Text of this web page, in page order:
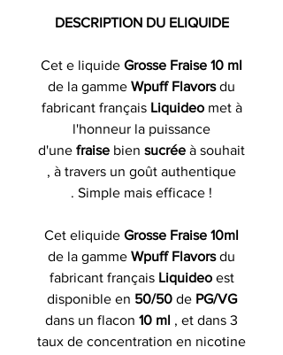
DESCRIPTION DU ELIQUIDE
Cet e liquide Grosse Fraise 10 ml
de la gamme Wpuff Flavorsdu
fabricant français Liquideo met à
l'honneur la puissance
d'une fraise bien sucrée à souhait
, à travers un goût authentique
. Simple mais efficace !
Cet eliquide Grosse Fraise 10ml
de la gamme Wpuff Flavorsdu
fabricant français Liquideoest
disponible en 50/50de PG/VG
dans un flacon 10 ml , et dans 3
taux de concentration en nicotine